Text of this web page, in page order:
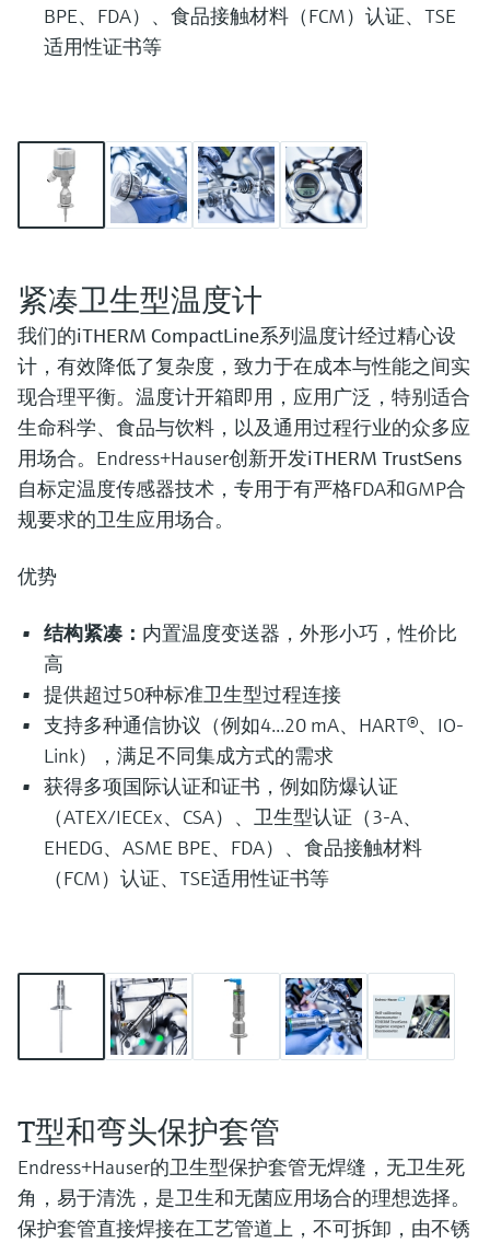
BPE、FDA）、食品接触材料（FCM）认证、TSE
适用性证书等
紧凑卫生型温度计
我们的iTHERM CompactLine系列温度计经过精心设
计，有效降低了复杂度，致力于在成本与性能之间实
现合理平衡。温度计开箱即用，应用广泛，特别适合
生命科学、食品与饮料，以及通用过程行业的众多应
用场合。Endress+Hauser创新开发iTHERM TrustSens
自标定温度传感器技术，专用于有严格FDA和GMP合
规要求的卫生应用场合。
优势
结构紧凑： 内置温度变送器，外形小巧，性价比
高
提供超过50种标准卫生型过程连接
支持多种通信协议（例如4...20 mA、HART®、IO-
Link），满足不同集成方式的需求
获得多项国际认证和证书，例如防爆认证
（ATEX/IECEx、CSA）、卫生型认证（3-A、
EHEDG、ASME BPE、FDA）、食品接触材料
（FCM）认证、TSE适用性证书等
T型和弯头保护套管
Endress+Hauser的卫生型保护套管无焊缝，无卫生死
角 ，易于清洗，是卫生和无菌应用场合的理想选择。
保护套管直接焊接在工艺管道上， 不可拆卸 ，由不锈